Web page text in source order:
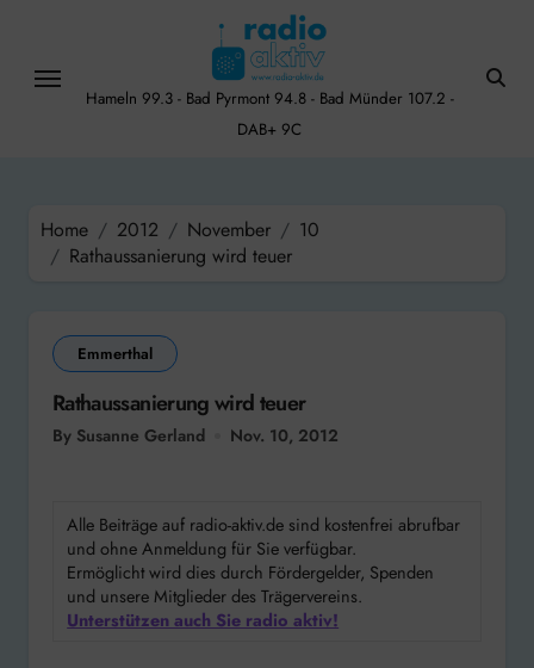
content
Hameln 99.3 - Bad Pyrmont 94.8 - Bad Münder 107.2 -
DAB+ 9C
Home 2012 November
10
Rathaussanierung wird teuer
Emmerthal
Rathaussanierung wird teuer
By Susanne Gerland Nov. 10, 2012
Alle Beiträge auf radio-aktiv.de sind kostenfrei abrufbar
und ohne Anmeldung für Sie verfügbar.
Ermöglicht wird dies durch Fördergelder, Spenden
und unsere Mitglieder des Trägervereins.
Unterstützen auch Sie radio aktiv!